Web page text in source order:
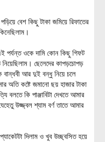
বেশ কিছু টাকা জমিয়ে রিফাতের
পর্যন্ত ওকে দামি কোন কিছু গিফট
নিয়েছিলাম। ছেলেদের কাপড়চোপড়
আর দুই বন্ধু নিয়ে চলে
অতি কষ্টে জমানো ছয় হাজার টাকা
বলতে কি পাঞ্জাবিটা দেখতে আমার
উজ্জ্বল শ্যাম বর্ণ তাতে আমার
দিলাম ও খুব উচ্ছ্বসিত হয়ে